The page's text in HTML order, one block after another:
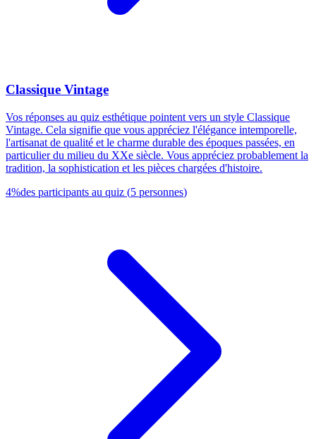
Classique Vintage
Vos réponses au quiz esthétique pointent vers un style Classique
Vintage. Cela signifie que vous appréciez l'élégance intemporelle,
l'artisanat de qualité et le charme durable des époques passées, en
particulier du milieu du XXe siècle. Vous appréciez probablement la
tradition, la sophistication et les pièces chargées d'histoire.
4%des participants au quiz (5 personnes)